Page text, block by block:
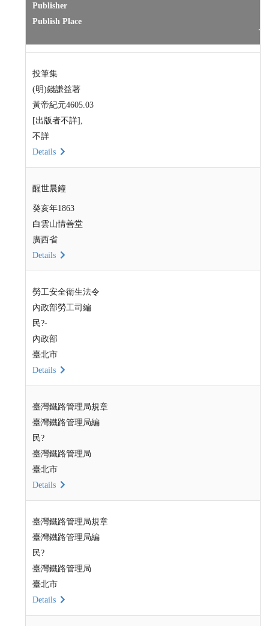
Publisher
Publish Place
投筆集
(明)錢謙益著
黃帝紀元4605.03
[出版者不詳],
不詳
Details
醒世晨鐘
癸亥年1863
白雲山情善堂
廣西省
Details
勞工安全衛生法令
內政部勞工司編
民?-
內政部
臺北市
Details
臺灣鐵路管理局規章
臺灣鐵路管理局編
民?
臺灣鐵路管理局
臺北市
Details
臺灣鐵路管理局規章
臺灣鐵路管理局編
民?
臺灣鐵路管理局
臺北市
Details